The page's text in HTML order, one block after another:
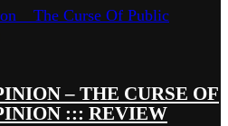
– THE CURSE OF
::: REVIEW